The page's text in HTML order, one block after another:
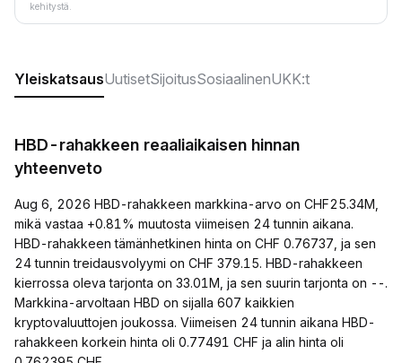
kehitystä.
YleiskatsausUutisetSijoitusSosiaalinenUKK:t
HBD-rahakkeen reaaliaikaisen hinnan
yhteenveto
Aug 6, 2026 HBD-rahakkeen markkina-arvo on CHF25.34M,
mikä vastaa +0.81% muutosta viimeisen 24 tunnin aikana.
HBD-rahakkeen tämänhetkinen hinta on CHF 0.76737, ja sen
24 tunnin treidausvolyymi on CHF 379.15. HBD-rahakkeen
kierrossa oleva tarjonta on 33.01M, ja sen suurin tarjonta on --.
Markkina-arvoltaan HBD on sijalla 607 kaikkien
kryptovaluuttojen joukossa. Viimeisen 24 tunnin aikana HBD-
rahakkeen korkein hinta oli 0.77491 CHF ja alin hinta oli